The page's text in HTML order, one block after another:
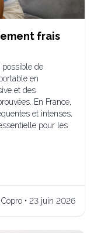
frais
possible de
en
et des
En France,
et intenses,
pour les
• 23 juin 2026